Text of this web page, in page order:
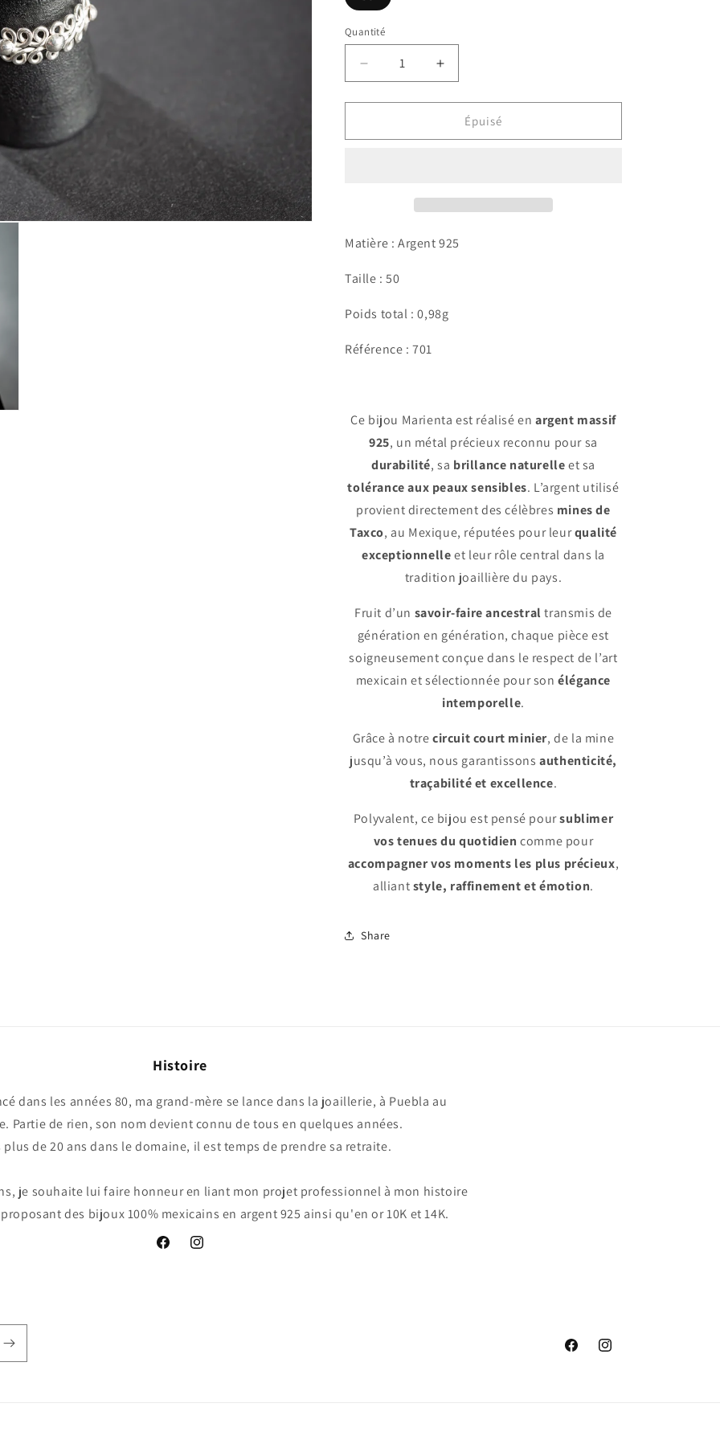
épuisée
indisponible
Quantité
Réduire
la
quantité
Bague
Augmenter
la
quantité
Bague
Épuisé
Matière : Argent 925
Taille : 50
Poids total : 0,98g
Référence : 701
Ce bijou Marienta est réalisé en argent massif
925, un métal précieux reconnu pour sa
durabilité, sa brillance naturelleet sa
tolérance aux peaux sensibles. L’argent utilisé
provient directement des célèbres mines de
Taxco, au Mexique, réputées pour leurqualité
exceptionnelleet leur rôle central dans la
tradition joaillière du pays.
Fruit d’un savoir-faire ancestraltransmis de
génération en génération, chaque pièce est
soigneusement conçue dans le respect de l’art
mexicain et sélectionnée pour sonélégance
intemporelle.
Grâce à notrecircuit court minier, de la mine
jusqu’à vous, nous garantissonsauthenticité,
traçabilité et excellence.
Polyvalent, ce bijou est pensé poursublimer
vos tenues du quotidien comme pour
accompagner vos moments les plus précieux,
alliantstyle, raffinement et émotion.
Share
Histoire
dans les années 80, ma grand-mère se lance dans la joaillerie, à Puebla au
Partie de rien, son nom devient connu de tous en quelques années.
plus de 20 ans dans le domaine, il est temps de prendre sa retraite.
je souhaite lui faire honneur en liant mon projet professionnel à mon histoire
des bijoux 100% mexicains en argent 925 ainsi qu'en or 10K et 14K.
FacebookInstagram
FacebookInstagram